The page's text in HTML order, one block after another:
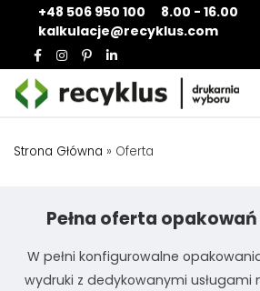
Skip to content
+48 506 950 100
8.00 - 16.00
kalkulacje@recyklus.com
Strona Główna » Oferta
Pełna oferta
W pełni konfigurowalne
wydruki z dedykowanymi usługami